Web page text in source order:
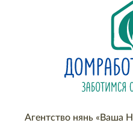
Агентство нянь «Ваша